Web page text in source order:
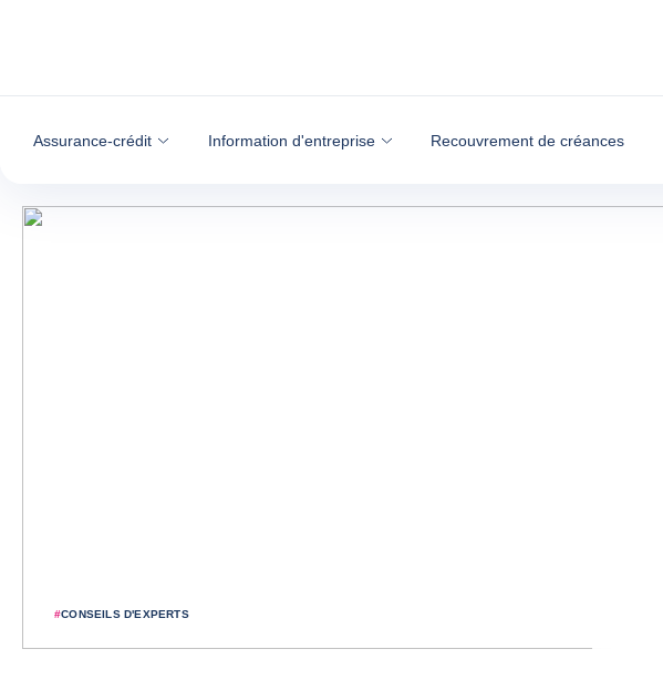
Assurance-crédit Information d'entreprise Recouvrement de créances
#CONSEILS D'EXPERTS